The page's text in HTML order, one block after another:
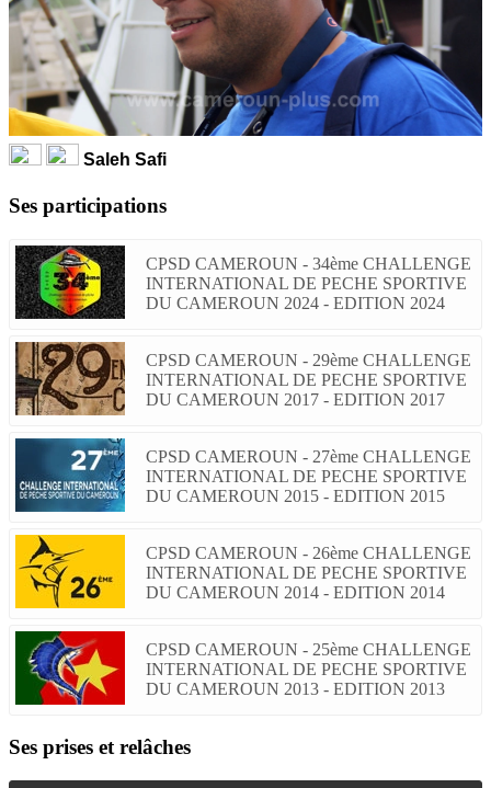
Saleh Safi
Ses participations
CPSD CAMEROUN - 34ème CHALLENGE
INTERNATIONAL DE PECHE SPORTIVE
DU CAMEROUN 2024 - EDITION 2024
CPSD CAMEROUN - 29ème CHALLENGE
INTERNATIONAL DE PECHE SPORTIVE
DU CAMEROUN 2017 - EDITION 2017
CPSD CAMEROUN - 27ème CHALLENGE
INTERNATIONAL DE PECHE SPORTIVE
DU CAMEROUN 2015 - EDITION 2015
CPSD CAMEROUN - 26ème CHALLENGE
INTERNATIONAL DE PECHE SPORTIVE
DU CAMEROUN 2014 - EDITION 2014
CPSD CAMEROUN - 25ème CHALLENGE
INTERNATIONAL DE PECHE SPORTIVE
DU CAMEROUN 2013 - EDITION 2013
Ses prises et relâches